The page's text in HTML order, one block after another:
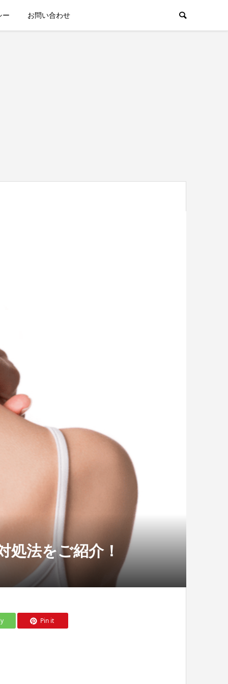
ー お問い合わせ
法をご紹介！
Pin it